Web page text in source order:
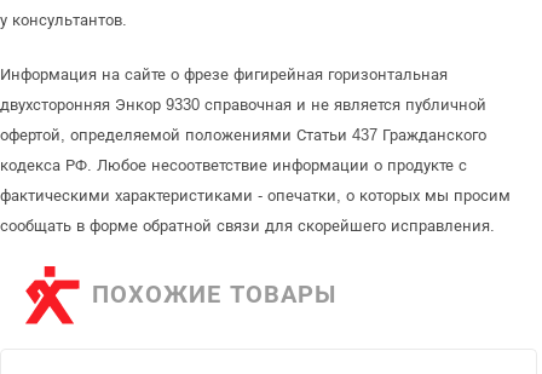
у консультантов.
Информация на сайте о фрезе фигирейная горизонтальная
двухсторонняя Энкор 9330 справочная и не является публичной
офертой, определяемой положениями Статьи 437 Гражданского
кодекса РФ. Любое несоответствие информации о продукте с
фактическими характеристиками - опечатки, о которых мы просим
сообщать в форме обратной связи для скорейшего исправления.
ПОХОЖИЕ ТОВАРЫ